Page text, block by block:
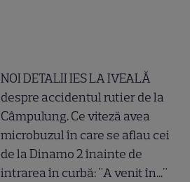
NOI DETALII IES LA IVEALĂ
despre accidentul rutier de la
Câmpulung. Ce viteză avea
microbuzul în care se aflau cei
de la Dinamo 2 înainte de
intrarea în curbă: "A venit în..."